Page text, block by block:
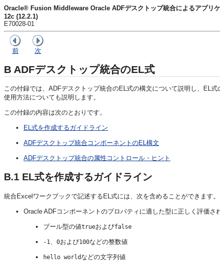
Oracle® Fusion Middleware Oracle ADFデスクトップ統合によるアプリ
12c (12.2.1)
E70028-01
前 次
B ADFデスクトップ統合のEL式
この付録では、ADFデスクトップ統合のEL式の構文について説明し、EL
使用方法についても説明します。
この付録の内容は次のとおりです。
EL式を作成するガイドライン
ADFデスクトップ統合コンポーネントのEL構文
ADFデスクトップ統合の属性コントロール・ヒント
B.1 EL式を作成するガイドライン
統合Excelワークブックで記述するEL式には、次を含めることができます。
Oracle ADFコンポーネントのプロパティに適した型に正しく評価
ブール型の値trueおよびfalse
-1 0および100などの整数値
hello world などの文字列値